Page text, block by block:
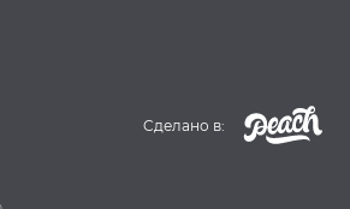
Cделано в: